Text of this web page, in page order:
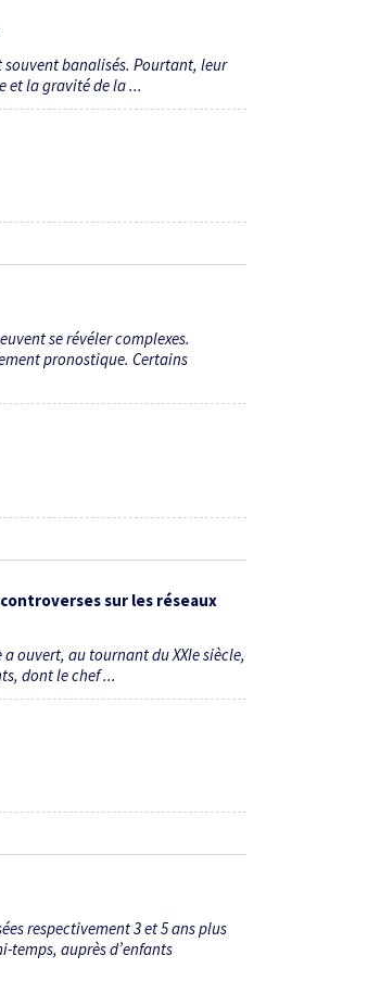
banalisés. Pourtant, leur
et la gravité de la ...
se révéler complexes.
prono­stique. Certains
sur les réseaux
ouvert, au ­tournant du XXIe siècle,
dont le chef ...
respectivement 3 et 5 ans plus
temps, auprès d’enfants